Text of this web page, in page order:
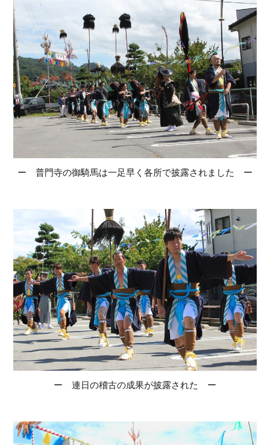
ー 普門寺の御騎馬は一足早く各所で披露されました ー
ー 連日の稽古の成果が披露された ー